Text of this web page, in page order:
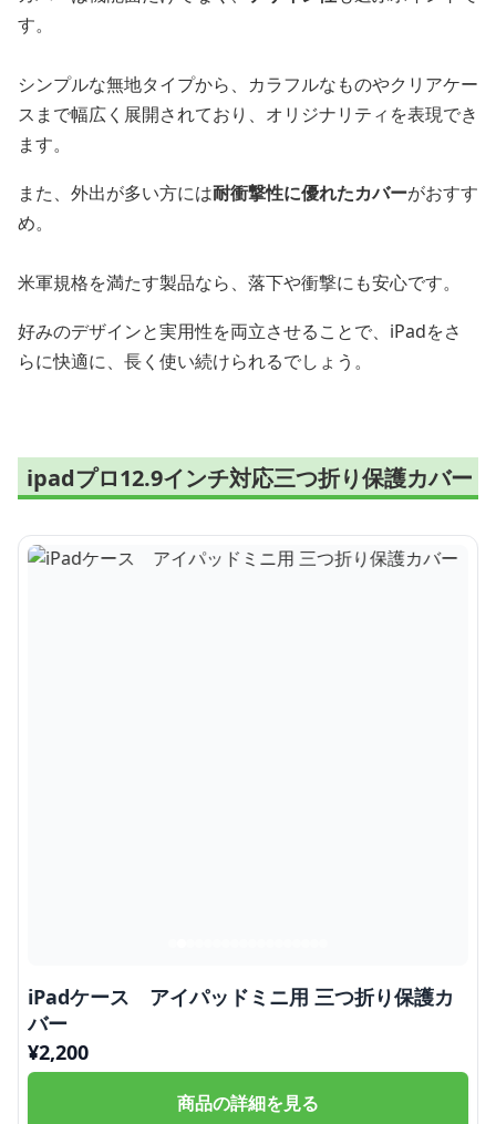
す。
シンプルな無地タイプから、カラフルなものやクリアケー
スまで幅広く展開されており、オリジナリティを表現でき
ます。
また、外出が多い方には耐衝撃性に優れたカバーがおすす
め。
米軍規格を満たす製品なら、落下や衝撃にも安心です。
好みのデザインと実用性を両立させることで、iPadをさ
らに快適に、長く使い続けられるでしょう。
ipadプロ12.9インチ対応三つ折り保護カバー
iPadケース アイパッドミニ用 三つ折り保護カ
バー
¥2,200
商品の詳細を見る